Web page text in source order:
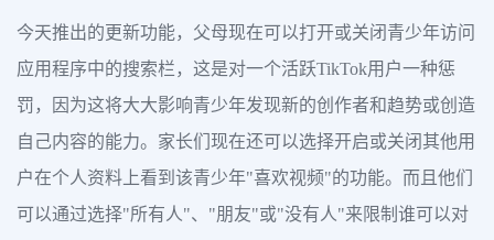
今天推出的更新功能，父母现在可以打开或关闭青少年访问
应用程序中的搜索栏，这是对一个活跃TikTok用户一种惩
罚，因为这将大大影响青少年发现新的创作者和趋势或创造
自己内容的能力。家长们现在还可以选择开启或关闭其他用
户在个人资料上看到该青少年"喜欢视频"的功能。而且他们
可以通过选择"所有人"、"朋友"或"没有人"来限制谁可以对